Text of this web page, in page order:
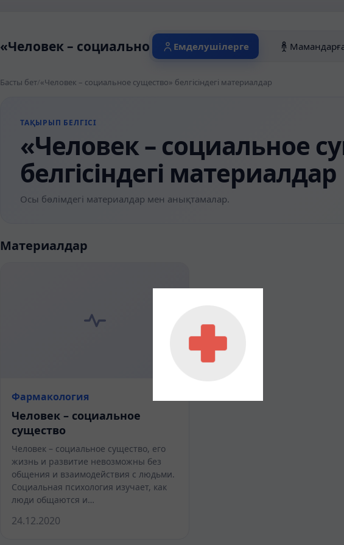
«Человек – социальное существо» белгісіндегі
Емделушілерге
Басты бет/«Человек – социальное существо» белгісіндегі материалдар
ТАҚЫРЫП БЕЛГІСІ
«Человек – социальное
белгісіндегі материалдар
Осы бөлімдегі материалдар мен анықтамалар.
Материалдар
Фармакология
Человек – социальное
существо
Человек – социальное существо, его
жизнь и развитие невозможны без
общения и взаимодействия с людьми.
Социальная психология изучает, как
люди общаются и…
24.12.2020